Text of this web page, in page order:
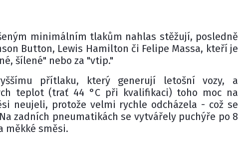
minimálním tlakům nahlas stěžují, posledně
Button, Lewis Hamilton či Felipe Massa, kteří je
šílené" nebo za "vtip."
přítlaku, který generují letošní vozy, a
teplot (trať 44 ­°C při kvalifikaci) toho moc na
neujeli, protože velmi rychle odcházela - což se
zadních pneumatikách se vytvářely puchýře po 8
měkké směsi.